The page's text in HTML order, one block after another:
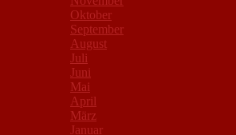
Oktober
September
August
Juli
Juni
Mai
April
März
Januar